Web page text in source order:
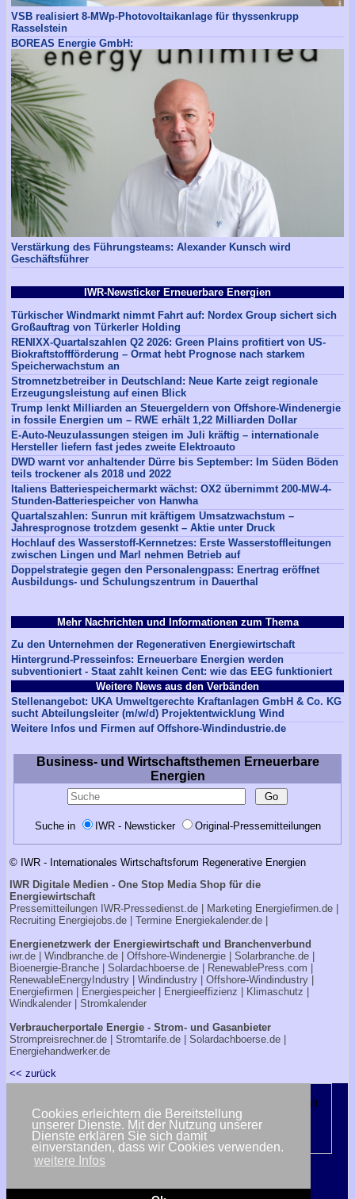
Cookies erleichtern die Bereitstellung
unserer Dienste. Mit der Nutzung unserer
Dienste erklären Sie sich damit
einverstanden, dass wir Cookies verwenden.
weitere Infos
Mehr Nachrichten und Informationen zum Thema
Zu den Unternehmen der Regenerativen Energiewirtschaft
Hintergrund-Presseinfos: Erneuerbare Energien werden
subventioniert - Staat zahlt keinen Cent: wie das EEG funktioniert
Weitere News aus den Verbänden
Stellenangebot: UKA Umweltgerechte Kraftanlagen GmbH & Co. KG
sucht Abteilungsleiter (m/w/d) Projektentwicklung Wind
Weitere Infos und Firmen auf Offshore-Windindustrie.de
VSB realisiert 8-MWp-Photovoltaikanlage für thyssenkrupp
Rasselstein
BOREAS Energie GmbH:
Verstärkung des Führungsteams: Alexander Kunsch wird
Geschäftsführer
IWR-Newsticker Erneuerbare Energien
Türkischer Windmarkt nimmt Fahrt auf: Nordex Group sichert sich
Großauftrag von Türkerler Holding
RENIXX-Quartalszahlen Q2 2026: Green Plains profitiert von US-
Biokraftstoffförderung – Ormat hebt Prognose nach starkem
Speicherwachstum an
Stromnetzbetreiber in Deutschland: Neue Karte zeigt regionale
Erzeugungsleistung auf einen Blick
Trump lenkt Milliarden an Steuergeldern von Offshore-Windenergie
in fossile Energien um – RWE erhält 1,22 Milliarden Dollar
E-Auto-Neuzulassungen steigen im Juli kräftig – internationale
Hersteller liefern fast jedes zweite Elektroauto
DWD warnt vor anhaltender Dürre bis September: Im Süden Böden
teils trockener als 2018 und 2022
Italiens Batteriespeichermarkt wächst: OX2 übernimmt 200-MW-4-
Stunden-Batteriespeicher von Hanwha
Quartalszahlen: Sunrun mit kräftigem Umsatzwachstum –
Jahresprognose trotzdem gesenkt – Aktie unter Druck
Hochlauf des Wasserstoff-Kernnetzes: Erste Wasserstoffleitungen
zwischen Lingen und Marl nehmen Betrieb auf
Doppelstrategie gegen den Personalengpass: Enertrag eröffnet
Ausbildungs- und Schulungszentrum in Dauerthal
Business- und Wirtschaftsthemen Erneuerbare
Energien
Suche in IWR - Newsticker Original-Pressemitteilungen
© IWR - Internationales Wirtschaftsforum Regenerative Energien
IWR Digitale Medien - One Stop Media Shop für die
Energiewirtschaft
Pressemitteilungen IWR-Pressedienst.de | Marketing Energiefirmen.de
Recruiting Energiejobs.de | Termine Energiekalender.de
Energienetzwerk der Energiewirtschaft und Branchenverbund
iwr.de
Windbranche.de Offshore-Windenergie Solarbranche.de
Bioenergie-Branche
Solardachboerse.de RenewablePress.com
RenewableEnergyIndustry
Windindustry
Offshore-Windindustry |
Energiefirmen
Energiespeicher Energieeffizienz Klimaschutz
Windkalender
Stromkalender
Verbraucherportale Energie - Strom- und Gasanbieter
Strompreisrechner.de
Stromtarife.de Solardachboerse.de
Energiehandwerker.de
<< zurück